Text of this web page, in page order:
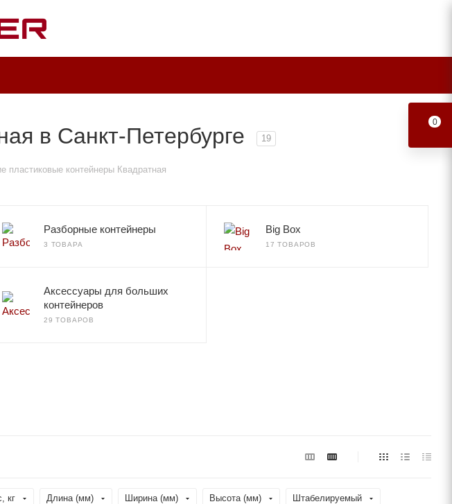
в Санкт-Петербурге 19
пластиковые контейнеры Квадратная
Разборные контейнеры
3 ТОВАРА
Big Box
17 ТОВАРОВ
Аксессуары для больших
контейнеров
29 ТОВАРОВ
кг Длина (мм) Ширина (мм) Высота (мм) Штабелируемый
0